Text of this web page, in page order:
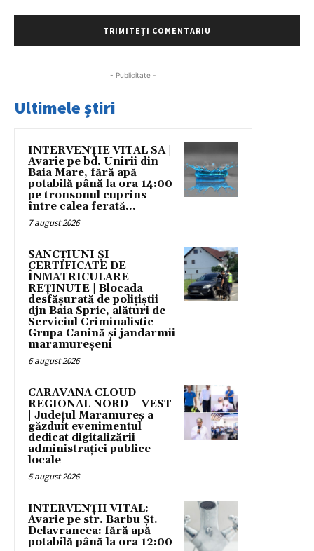
- Publicitate -
Ultimele știri
INTERVENȚIE VITAL SA |
Avarie pe bd. Unirii din
Baia Mare, fără apă
potabilă până la ora 14:00
pe tronsonul cuprins
între calea ferată...
7 august 2026
SANCȚIUNI ȘI
CERTIFICATE DE
ÎNMATRICULARE
REȚINUTE | Blocada
desfășurată de polițiștii
djn Baia Sprie, alături de
Serviciul Criminalistic –
Grupa Canină și jandarmii
maramureșeni
6 august 2026
CARAVANA CLOUD
REGIONAL NORD – VEST
| Județul Maramureș a
găzduit evenimentul
dedicat digitalizării
administrației publice
locale
5 august 2026
INTERVENȚII VITAL:
Avarie pe str. Barbu Șt.
Delavrancea: fără apă
potabilă până la ora 12:00